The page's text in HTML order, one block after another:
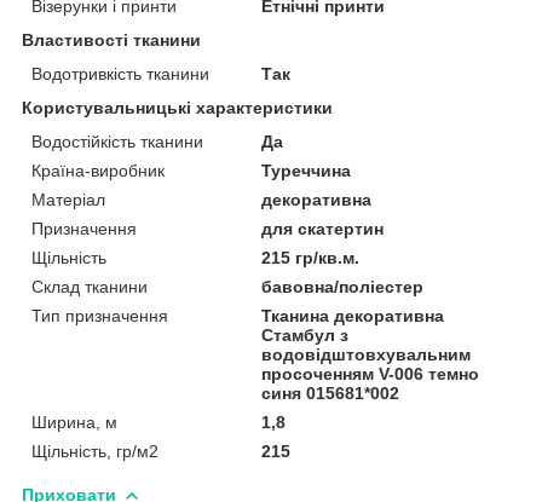
Візерунки і принти
Етнічні принти
Властивості тканини
Водотривкість тканини
Так
Користувальницькі характеристики
Водостійкість тканини
Да
Країна-виробник
Туреччина
Матеріал
декоративна
Призначення
для скатертин
Щільність
215 гр/кв.м.
Склад тканини
бавовна/поліестер
Тип призначення
Тканина декоративна
Стамбул з
водовідштовхувальним
просоченням V-006 темно
синя 015681*002
Ширина, м
1,8
Щільність, гр/м2
215
Приховати